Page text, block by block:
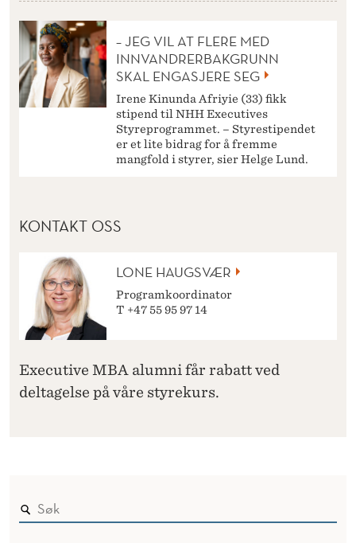
– JEG VIL AT FLERE MED
INNVANDRERBAKGRUNN
SKAL ENGASJERE SEG
Irene Kinunda Afriyie (33) fikk
stipend til NHH Executives
Styreprogrammet. – Styrestipendet
er et lite bidrag for å fremme
mangfold i styrer, sier Helge Lund.
KONTAKT OSS
LONE HAUGSVÆR
Programkoordinator
T +47 55 95 97 14
Executive MBA alumni får rabatt ved
deltagelse på våre styrekurs.